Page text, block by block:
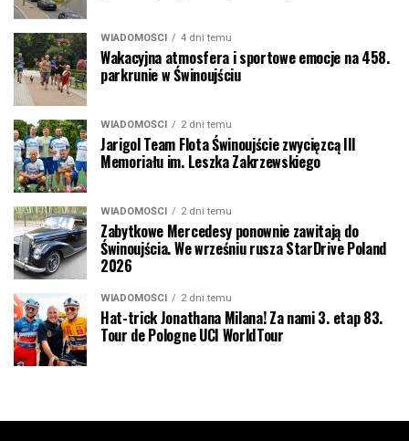
WIADOMOŚCI 4 dni temu
Wakacyjna atmosfera i sportowe emocje na 458.
parkrunie w Świnoujściu
WIADOMOŚCI 2 dni temu
Jarigol Team Flota Świnoujście zwycięzcą III
Memoriału im. Leszka Zakrzewskiego
WIADOMOŚCI 2 dni temu
Zabytkowe Mercedesy ponownie zawitają do
Świnoujścia. We wrześniu rusza StarDrive Poland
2026
WIADOMOŚCI 2 dni temu
Hat-trick Jonathana Milana! Za nami 3. etap 83.
Tour de Pologne UCI WorldTour